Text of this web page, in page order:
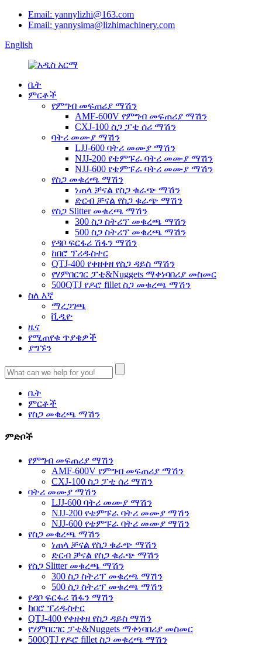
Email: yannylizhi@163.com
Email: yannysima@lizhimachinery.com
English
ቤት
ምርቶች
የምግብ መፍጠሪያ ማሽን
AMF-600V የምግብ መፍጠሪያ ማሽን
CXJ-100 ስጋ ፓቲ ሰሪ ማሽን
ባትሪ መሙያ ማሽን
LJJ-600 ባትሪ መሙያ ማሽን
NJJ-200 የቴምፑራ ባትሪ መሙያ ማሽን
NJJ-600 የቴምፑራ ባትሪ መሙያ ማሽን
የስጋ መቁረጫ ማሽን
ነጠላ ቻናል የስጋ ቁራጭ ማሽን
ድርብ ቻናል የስጋ ቁራጭ ማሽን
የስጋ Slitter መቁረጫ ማሽን
300 ስጋ ስትሪፕ መቁረጫ ማሽን
500 ስጋ ስትሪፕ መቁረጫ ማሽን
የዳቦ ፍርፋሪ ሽፋን ማሽን
ከበሮ ፕሪዱስተር
QTJ-400 የቀዘቀዘ የስጋ ዳይስ ማሽን
የሃምበርገር ፓቲ&Nuggets ማቀነባበሪያ መስመር
500QTJ የዶሮ fillet ስጋ መቁረጫ ማሽን
ስለ እኛ
ማረጋገጫ
ቪዲዮ
ዜና
የሚጠየቁ ጥያቄዎች
ያግኙን
ቤት
ምርቶች
የስጋ መቁረጫ ማሽን
ምድቦች
የምግብ መፍጠሪያ ማሽን
AMF-600V የምግብ መፍጠሪያ ማሽን
CXJ-100 ስጋ ፓቲ ሰሪ ማሽን
ባትሪ መሙያ ማሽን
LJJ-600 ባትሪ መሙያ ማሽን
NJJ-200 የቴምፑራ ባትሪ መሙያ ማሽን
NJJ-600 የቴምፑራ ባትሪ መሙያ ማሽን
የስጋ መቁረጫ ማሽን
ነጠላ ቻናል የስጋ ቁራጭ ማሽን
ድርብ ቻናል የስጋ ቁራጭ ማሽን
የስጋ Slitter መቁረጫ ማሽን
300 ስጋ ስትሪፕ መቁረጫ ማሽን
500 ስጋ ስትሪፕ መቁረጫ ማሽን
የዳቦ ፍርፋሪ ሽፋን ማሽን
ከበሮ ፕሪዱስተር
QTJ-400 የቀዘቀዘ የስጋ ዳይስ ማሽን
የሃምበርገር ፓቲ&Nuggets ማቀነባበሪያ መስመር
500QTJ የዶሮ fillet ስጋ መቁረጫ ማሽን